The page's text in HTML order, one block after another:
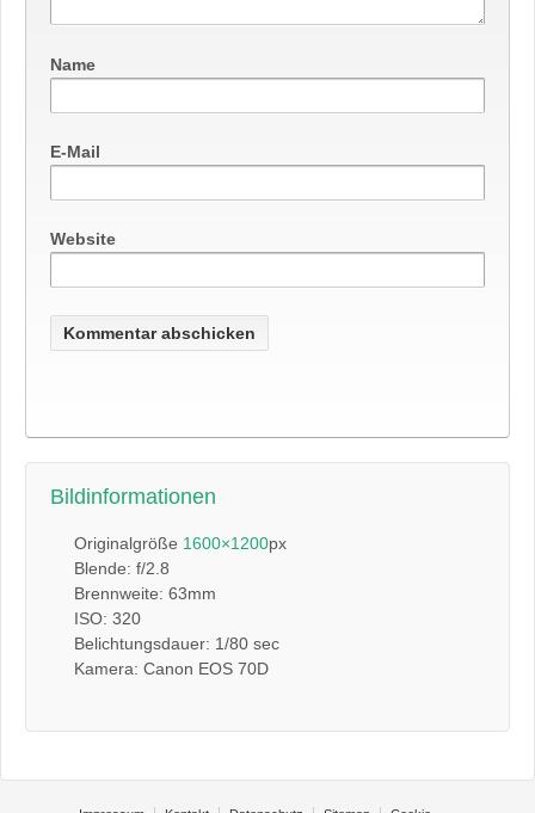
Name
E-Mail
Website
Bildinformationen
Originalgröße 1600×1200px
Blende: f/2.8
Brennweite: 63mm
ISO: 320
Belichtungsdauer: 1/80 sec
Kamera: Canon EOS 70D